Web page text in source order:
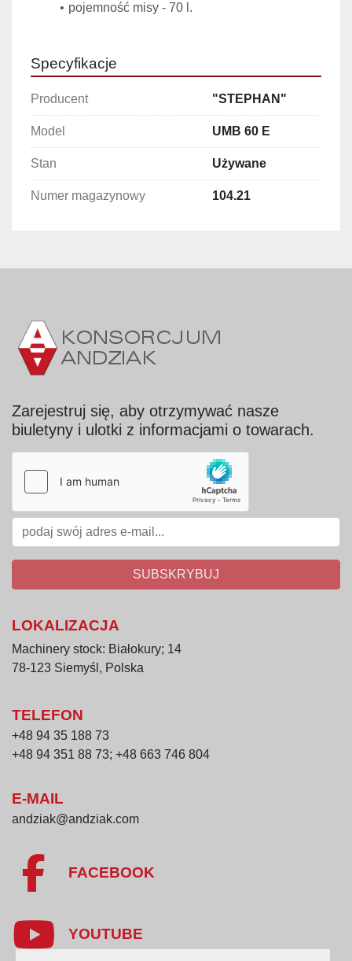
pojemność misy - 70 l.
Specyfikacje
Producent "STEPHAN"
Model UMB 60 E
Stan Używane
Numer magazynowy 104.21
Zarejestruj się, aby otrzymywać nasze
biuletyny i ulotki z informacjami o towarach.
SUBSKRYBUJ
LOKALIZACJA
Machinery stock: Białokury; 14
78-123 Siemyśl, Polska
TELEFON
+48 94 35 188 73
+48 94 351 88 73; +48 663 746 804
E-MAIL
andziak@andziak.com
FACEBOOK
YOUTUBE